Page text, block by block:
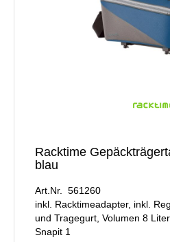
Racktime
blau
Art.Nr. 561260
inkl. Racktimeadapter, inkl.
und Tragegurt, Volumen 8 Liter
Snapit 1